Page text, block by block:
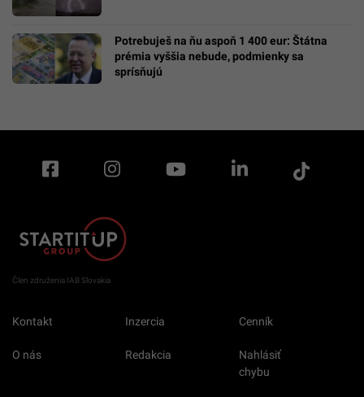
Potrebuješ na ňu aspoň 1 400 eur: Štátna
prémia vyššia nebude, podmienky sa
sprísňujú
Člen združenia IAB Slovakia
Kontakt Inzercia Cenník
O nás Redakcia
Nahlásiť
chybu